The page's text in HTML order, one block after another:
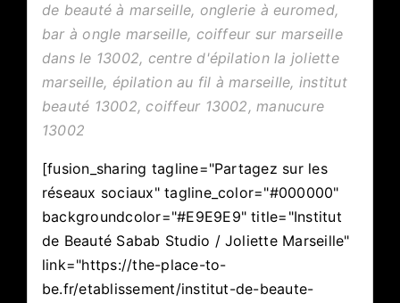
de beauté à marseille, onglerie à euromed,
bar à ongle marseille, coiffeur sur marseille
dans le 13002, centre d'épilation la joliette
marseille, épilation au fil à marseille, institut
beauté 13002, coiffeur 13002, manucure
13002
[fusion_sharing tagline="Partagez sur les
réseaux sociaux" tagline_color="#000000"
backgroundcolor="#E9E9E9" title="Institut
de Beauté Sabab Studio / Joliette Marseille"
link="https://the-place-to-
be.fr/etablissement/institut-de-beaute-